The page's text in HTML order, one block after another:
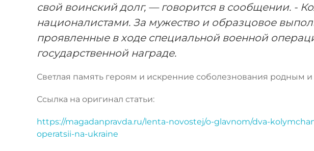
свой воинский долг, — говорится в сообщении. -
националистами. За мужество и образцовое
проявленные в ходе специальной военной
государственной награде.
Светлая память героям и искренние соболезнования родным
Ссылка на оригинал статьи:
https://magadanpravda.ru/lenta-novostej/o-glavnom/dva-
operatsii-na-ukraine